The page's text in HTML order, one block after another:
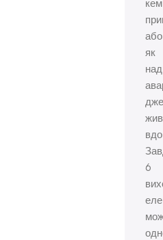
або
як
6